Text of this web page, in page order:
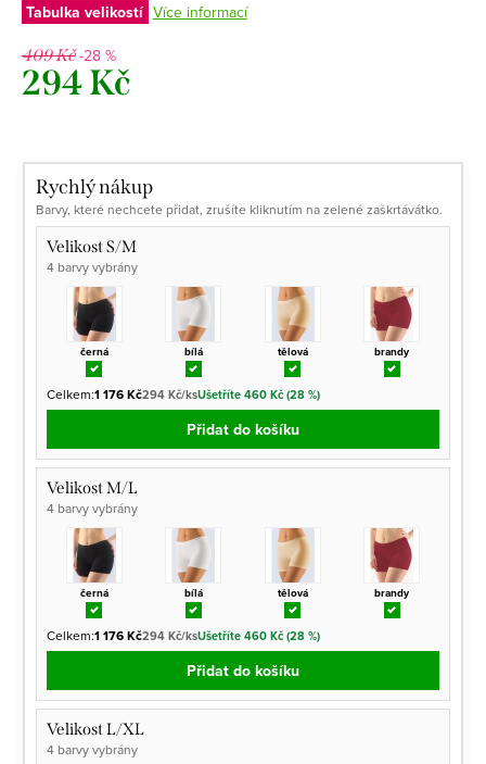
Tabulka velikostí Více informací
409 Kč-28 %
294 Kč
Rychlý nákup
Barvy, které nechcete přidat, zrušíte kliknutím na zelené zaškrtávátko.
Velikost S/M
4 barvy vybrány
černá bílá tělová brandy
Celkem:1 176 Kč294 Kč/ksUšetříte 460 Kč (28 %)
Přidat do košíku
Velikost M/L
4 barvy vybrány
černá bílá tělová brandy
Celkem:1 176 Kč294 Kč/ksUšetříte 460 Kč (28 %)
Přidat do košíku
Velikost L/XL
4 barvy vybrány